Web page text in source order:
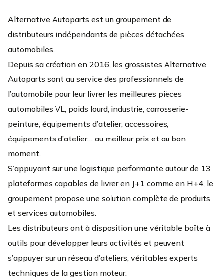
Alternative Autoparts est un groupement de
distributeurs indépendants de pièces détachées
automobiles.
Depuis sa création en 2016, les grossistes Alternative
Autoparts sont au service des professionnels de
l’automobile pour leur livrer les meilleures pièces
automobiles VL, poids lourd, industrie, carrosserie-
peinture, équipements d’atelier, accessoires,
équipements d’atelier… au meilleur prix et au bon
moment.
S’appuyant sur une logistique performante autour de 13
plateformes capables de livrer en J+1 comme en H+4, le
groupement propose une solution complète de produits
et services automobiles.
Les distributeurs ont à disposition une véritable boîte à
outils pour développer leurs activités et peuvent
s’appuyer sur un réseau d’ateliers, véritables experts
techniques de la gestion moteur.